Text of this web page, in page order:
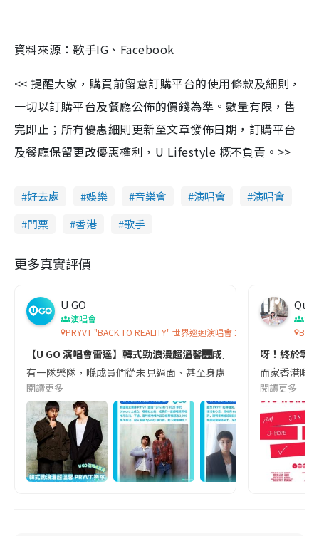
資料來源：歌手IG、Facebook
<< 提醒大家，購買前留意訂購平台的使用條款及細則，
一切以訂購平台及餐廳公佈的價錢為準。數量有限，售
完即止；所有優惠細則更新至文章發佈日期，訂購平台
及餐廳保留更改優惠權利，U Lifestyle 概不負責。>>
好去處 娛樂 音樂會 演唱會
演唱會
門票
香港 歌手
更多真實評價
U GO
演唱會
PRYVT "BACK TO REALITY" 世界巡迴演唱會 2026 香港站
【U GO 演唱會雷達】韓式勁浪漫超溫馨🌉成員未過見面就紅遍
有一隊樂隊，喺成員們從未見過面、甚至身處不同國家嘅情況下
閱讀更多
BTS
呀！終於等
而家香港嘅
閱讀更多